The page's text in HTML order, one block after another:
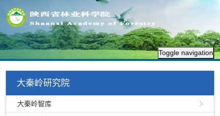
Toggle navigation
大秦岭研究院
大秦岭智库